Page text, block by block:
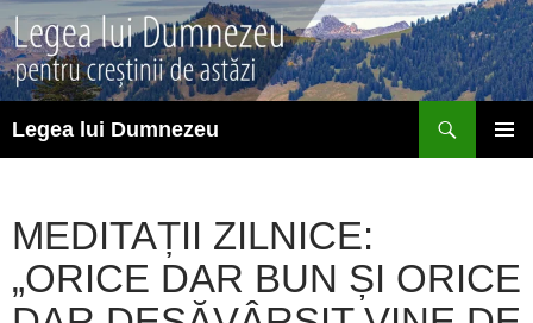
Sari
la
conținut
Legea lui Dumnezeu
MEDITAȚII ZILNICE:
„ORICE DAR BUN ȘI ORICE